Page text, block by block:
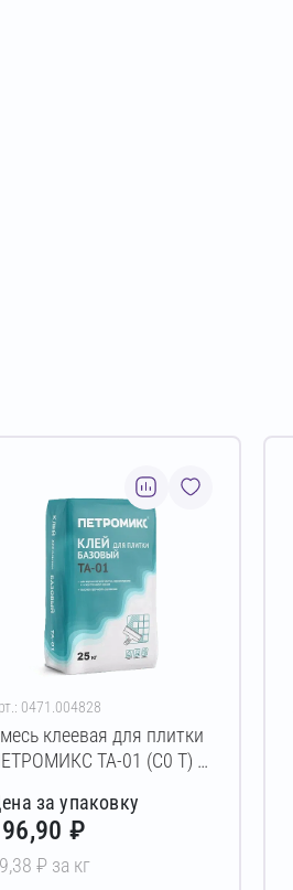
0471.004828
клеевая для плитки
TA-01 (C0 T) 5
за упаковку
₽
₽ за кг